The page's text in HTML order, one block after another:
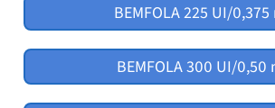
BEMFOLA 225 UI/
BEMFOLA 300 UI/0,50